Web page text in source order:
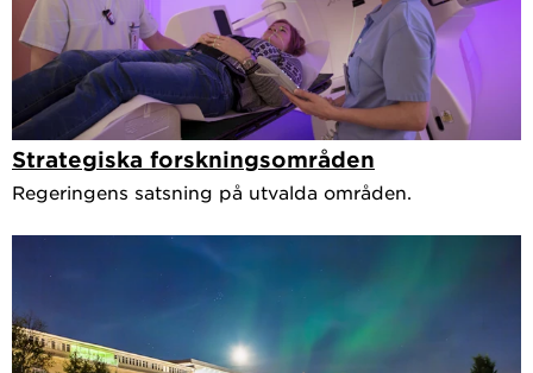
Strategiska forskningsområden
Regeringens satsning på utvalda områden.